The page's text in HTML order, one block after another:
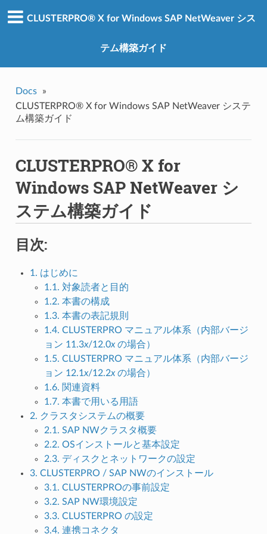
CLUSTERPRO® X for Windows SAP NetWeaver シス
テム構築ガイド
Docs
»
CLUSTERPRO® X for Windows SAP NetWeaver システ
ム構築ガイド
CLUSTERPRO® X for
Windows SAP NetWeaver シ
ステム構築ガイド
目次:
1. はじめに
1.1. 対象読者と目的
1.2. 本書の構成
1.3. 本書の表記規則
1.4. CLUSTERPRO マニュアル体系（内部バージ
ョン 11.3x/12.0xの場合）
1.5. CLUSTERPRO マニュアル体系（内部バージ
ョン 12.1 x/12.2xの場合）
1.6. 関連資料
1.7. 本書で用いる用語
2. クラスタシステムの概要
2.1. SAP NWクラスタ概要
2.2. OSインストールと基本設定
2.3. ディスクとネットワークの設定
3. CLUSTERPRO / SAP NWのインストール
3.1. CLUSTERPROの事前設定
3.2. SAP NW環境設定
3.3. CLUSTERPRO の設定
3.4. 連携コネクタ